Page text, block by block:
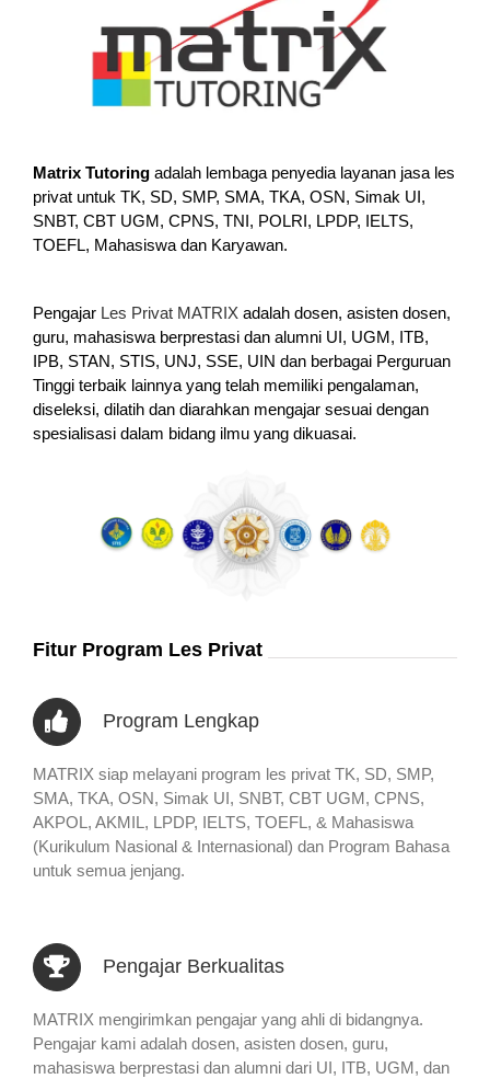
Matrix Tutoring adalah lembaga penyedia layanan jasa les
privat untuk TK, SD, SMP, SMA, TKA, OSN, Simak UI,
SNBT, CBT UGM, CPNS, TNI, POLRI, LPDP, IELTS,
TOEFL, Mahasiswa dan Karyawan.
Pengajar Les Privat MATRIX adalah dosen, asisten dosen,
guru, mahasiswa berprestasi dan alumni UI, UGM, ITB,
IPB, STAN, STIS, UNJ, SSE, UIN dan berbagai Perguruan
Tinggi terbaik lainnya yang telah memiliki pengalaman,
diseleksi, dilatih dan diarahkan mengajar sesuai dengan
spesialisasi dalam bidang ilmu yang dikuasai.
Fitur Program Les Privat
Program Lengkap
MATRIX siap melayani program les privat TK, SD, SMP,
SMA, TKA, OSN, Simak UI, SNBT, CBT UGM, CPNS,
AKPOL, AKMIL, LPDP, IELTS, TOEFL, & Mahasiswa
(Kurikulum Nasional & Internasional) dan Program Bahasa
untuk semua jenjang.
Pengajar Berkualitas
MATRIX mengirimkan pengajar yang ahli di bidangnya.
Pengajar kami adalah dosen, asisten dosen, guru,
mahasiswa berprestasi dan alumni dari UI, ITB, UGM, dan